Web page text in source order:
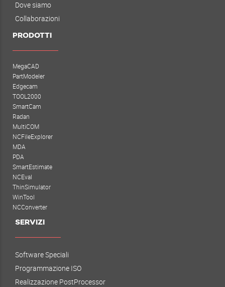
Dove siamo
Collaborazioni
PRODOTTI
MegaCAD
PartModeler
Edgecam
TOOL2000
SmartCam
Radan
MultiCOM
NCFileExplorer
MDA
PDA
SmartEstimate
NCEval
ThinSimulator
WinTool
NCConverter
SERVIZI
Software Speciali
Programmazione ISO
Realizzazione PostProcessor